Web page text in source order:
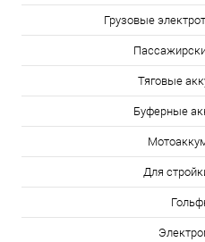
Грузовые
Тяговые
Буферные
Для